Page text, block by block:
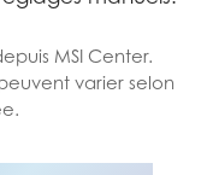
MSI Center.
varier selon